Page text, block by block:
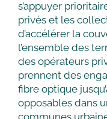
s’appuyer
privés et les
d’accélérer la
l’ensemble des
des opérateurs
prennent des
fibre optique
opposables dans